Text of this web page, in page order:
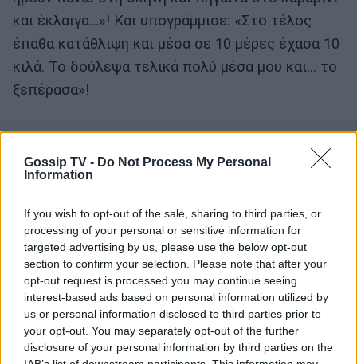
Gossip TV - Do Not Process My Personal
Information
If you wish to opt-out of the sale, sharing to third parties, or
processing of your personal or sensitive information for
targeted advertising by us, please use the below opt-out
section to confirm your selection. Please note that after your
opt-out request is processed you may continue seeing
interest-based ads based on personal information utilized by
us or personal information disclosed to third parties prior to
your opt-out. You may separately opt-out of the further
disclosure of your personal information by third parties on the
και έκλαιγα…»! Και υπογράμμισε: «Στο τέλος
έπαθα κατάθλιψη και μέσα σε 10 μέρες έχασα 10
κιλά. Το δούλεψα τελικά πολύ μέσα μου και… το
ξεπέρασα»!